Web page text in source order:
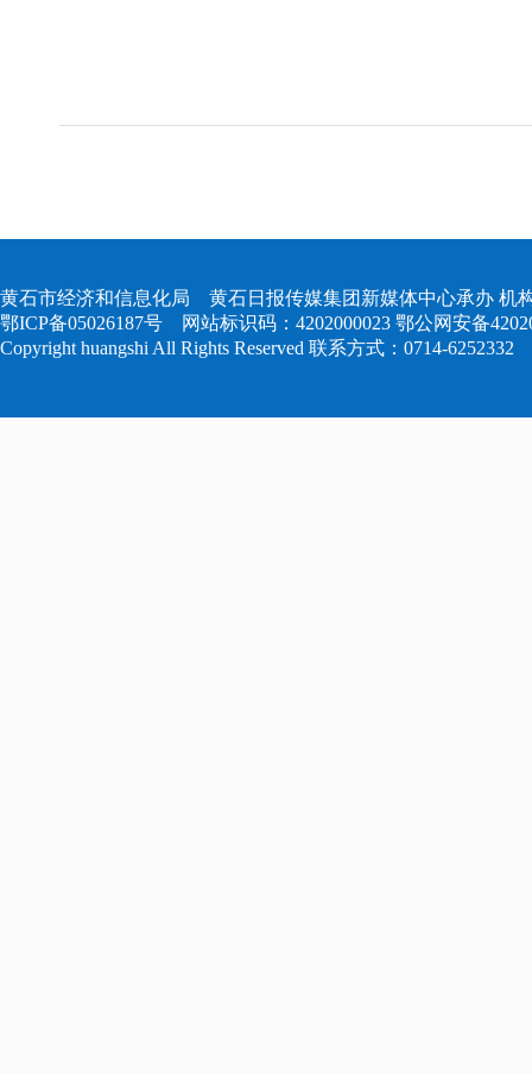
黄石市经济和信息化局 黄石日报传媒集团新媒体中心承办 机
鄂ICP备05026187号 网站标识码：4202000023 鄂公网安备
Copyright huangshi All Rights Reserved 联系方式：0714-6252332